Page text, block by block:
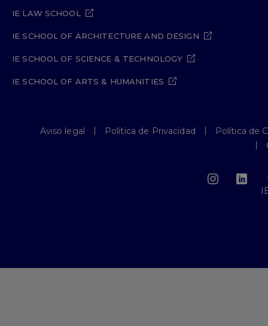
IE LAW SCHOOL
IE SCHOOL OF ARCHITECTURE AND DESIGN
IE SCHOOL OF SCIENCE & TECHNOLOGY
IE SCHOOL OF ARTS & HUMANITIES
Aviso legal Política de Privacidad
Política de